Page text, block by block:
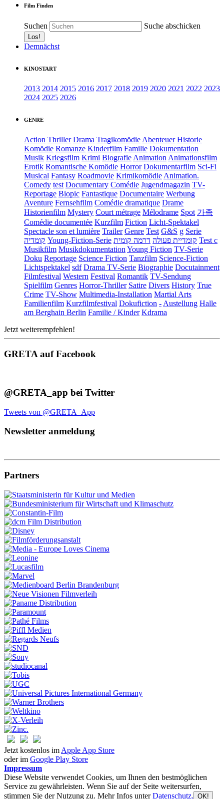
Film Finden
Suchen Suche abschicken
Demnächst
KINOSTART
2013 2014 2015 2016 2017 2018 2019 2020 2021 2022 2023
2024 2025 2026
GENRE
Action Thriller Drama Tragikomödie Abenteuer Historie
Komödie Romanze Kinderfilm Familie Dokumentation
Musik Kriegsfilm Krimi Biografie Animation Animationsfilm
Erotik Romantische Komödie Horror Dokumentarfilm Sci-Fi
Musical Fantasy Roadmovie Krimikomödie Animation.
Comedy test Documentary Comédie Jugendmagazin TV-
Reportage Biopic Fantastique Documentaire Werbung
Aventure Fernsehfilm Comédie dramatique Drame
Historienfilm Mystery Court métrage Mélodrame Spot 가족
Comédie documentée Kurzfilm Fiction Licht-Spektakel
Spectacle son et lumière Trailer Genre Test G&S g Serie
קומדיה Young-Fiction-Serie קומדיית פעולה דרמה קומית
Test c
Musikfilm Musikdokumentation Young Fiction TV-Serie
Doku Reportage Science Fiction Tanzfilm Science-Fiction
Lichtspektakel sdf Drama TV-Serie Biographie Docutainment
Filmfestival Western Festival Romantik TV-Sendung
Spielfilm Genres Horror-Thriller Satire Divers History True
Crime TV-Show Multimedia-Installation Martial Arts
Familienfilm Kurzfilmfestival Dokufiction - Austellung Halle
am Berghain Berlin Familie / Kinder Kdrama
Jetzt weiterempfehlen!
GRETA auf Facebook
@GRETA_app bei Twitter
Tweets von @GRETA_App
Newsletter anmeldung
Partners
Jetzt kostenlos im Apple App Store
oder im Google Play Store
Impressum
Diese Website verwendet Cookies, um Ihnen den bestmöglichen
Service zu gewährleisten. Wenn Sie auf der Seite weitersurfen,
stimmen Sie der Nutzung zu. Mehr Infos unterDatenschutz. OK!